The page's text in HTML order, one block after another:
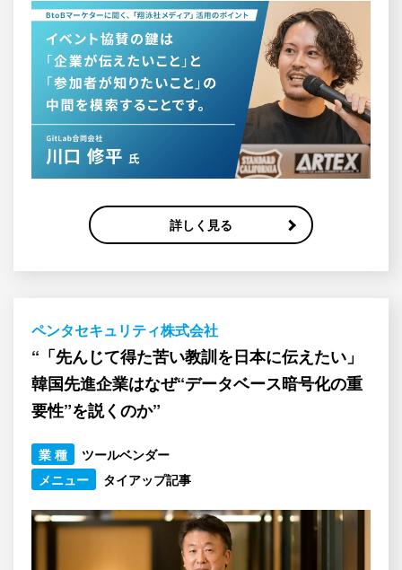
詳しく見る
ペンタセキュリティ株式会社
“「先んじて得た苦い教訓を日本に伝えたい」
韓国先進企業はなぜ“データベース暗号化の重
要性”を説くのか”
業 種
ツールベンダー
メニュー
タイアップ記事